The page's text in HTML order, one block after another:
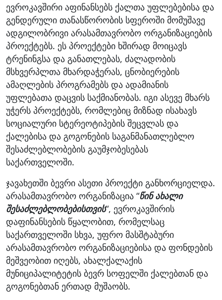
ევროკავშირი აფინანსებს ქალთა უფლებებისა და
გენდერული თანასწორობის სფეროში მომუშავე
ადგილობრივი არასამთავრობო ორგანიზაციების
პროექტებს. ეს პროექტები ხშირად მოიცავს
ტრენინგსა და განათლებას, ძალადობის
მსხვერპლთა მხარდაჭერას, ცნობიერების
ამაღლების პროგრამებს და ადამიანის
უფლებათა დაცვის საქმიანობას. იგი ასევე მხარს
უჭერს პროექტებს, რომლებიც მიზნად ისახავს
სოციალური სტერეოტიპების შეცვლას და
ქალებისა და გოგონების საგანმანათლებლო
შესაძლებლობების გაუმჯობესებას
საქართველოში.
ჯავახეთში ბევრი ასეთი პროექტი განხორციელდა.
არასამთავრობო ორგანიზაცია “წინ ახალი
შესაძლებლობებისთვის“, ევროკავშირის
დაფინანსების წყალობით, რომელსაც
საქართველოში სხვა, უფრო მასშტაბური
არასამთავრობო ორგანიზაციებისა და ფონდების
მეშვეობით იღებს, ახალქალაქის
მუნიციპალიტეტის ბევრ სოფელში ქალებთან და
გოგონებთან ერთად მუშაობს.